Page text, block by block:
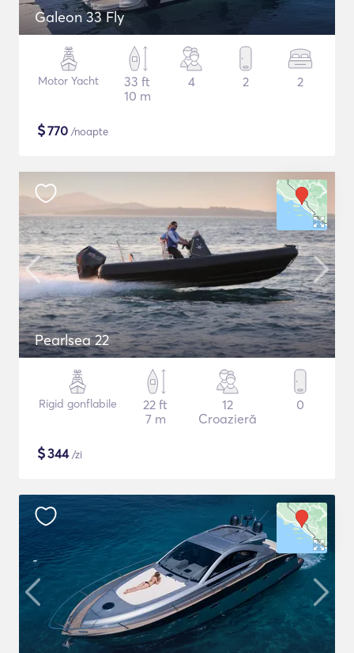
Galeon 33 Fly
Motor Yacht
33 ft
10 m
4 2 2
$770 /noapte
Pearlsea 22
Rigid gonflabile
22 ft
7 m
12
Croazieră
0
$344/zi